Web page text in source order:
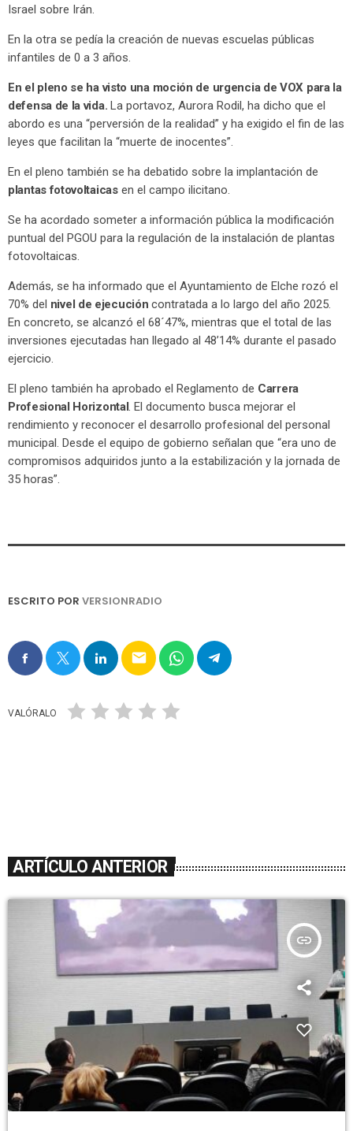
Israel sobre Irán.
En la otra se pedía la creación de nuevas escuelas públicas
infantiles de 0 a 3 años.
En el pleno se ha visto una moción de urgencia de VOX para la
defensa de la vida. La portavoz, Aurora Rodil, ha dicho que el
abordo es una “perversión de la realidad” y ha exigido el fin de las
leyes que facilitan la “muerte de inocentes”.
En el pleno también se ha debatido sobre la implantación de
plantas fotovoltaicasen el campo ilicitano.
Se ha acordado someter a información pública la modificación
puntual del PGOU para la regulación de la instalación de plantas
fotovoltaicas.
Además, se ha informado que el Ayuntamiento de Elche rozó el
70% del nivel de ejecución contratada a lo largo del año 2025.
En concreto, se alcanzó el 68´47%, mientras que el total de las
inversiones ejecutadas han llegado al 48’14% durante el pasado
ejercicio.
El pleno también ha aprobado el Reglamento de Carrera
Profesional Horizontal. El documento busca mejorar el
rendimiento y reconocer el desarrollo profesional del personal
municipal. Desde el equipo de gobierno señalan que “era uno de
compromisos adquiridos junto a la estabilización y la jornada de
35 horas”.
ESCRITO POR VERSIONRADIO
email
VALÓRALO
ARTÍCULO ANTERIOR
insert_link